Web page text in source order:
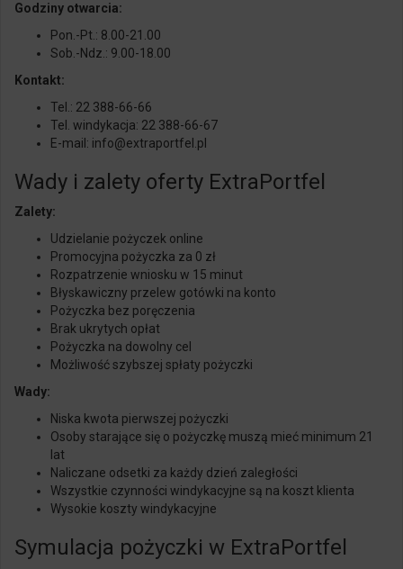
Godziny otwarcia:
Pon.-Pt.: 8.00-21.00
Sob.-Ndz.: 9.00-18.00
Kontakt:
Tel.: 22 388-66-66
Tel. windykacja: 22 388-66-67
E-mail: info@extraportfel .pl
Wady i zalety oferty ExtraPortfel
Zalety:
Udzielanie pożyczek online
Promocyjna pożyczka za 0 zł
Rozpatrzenie wniosku w 15 minut
Błyskawiczny przelew gotówki na konto
Pożyczka bez poręczenia
Brak ukrytych opłat
Pożyczka na dowolny cel
Możliwość szybszej spłaty pożyczki
Wady:
Niska kwota pierwszej pożyczki
Osoby starające się o pożyczkę muszą mieć minimum 21
lat
Naliczane odsetki za każdy dzień zaległości
Wszystkie czynności windykacyjne są na koszt klienta
Wysokie koszty windykacyjne
Symulacja pożyczki w ExtraPortfel